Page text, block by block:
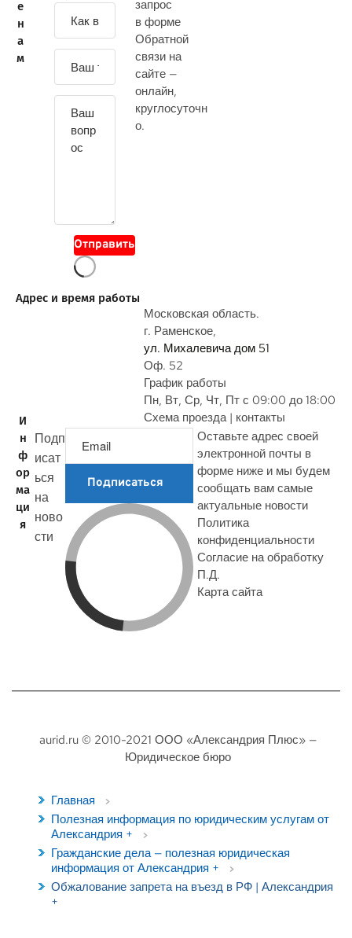
е
н
а
м
о
Отправить
запрос
в форме
Обратной
связи на
сайте —
онлайн,
круглосуточн
о.
Адрес и время работы
Московская область.
г. Раменское,
ул. Михалевича дом 51
Оф. 52
График работы
Пн, Вт, Ср, Чт, Пт с 09:00 до 18:00
Схема проезда | контакты
И
н
ф
ор
ма
ци
я
Подп
исат
ься
на
ново
сти
Подписаться
Оставьте адрес своей
электронной почты в
форме ниже и мы будем
сообщать вам самые
актуальные новости
Политика
конфиденциальности
Согласие на обработку
П.Д.
Карта сайта
aurid.ru © 2010-2021 ООО «Александрия Плюс» —
Юридическое бюро
Главная
Полезная информация по юридическим услугам от
Александрия +
Гражданские дела — полезная юридическая
информация от Александрия +
Обжалование запрета на въезд в РФ | Александрия
+